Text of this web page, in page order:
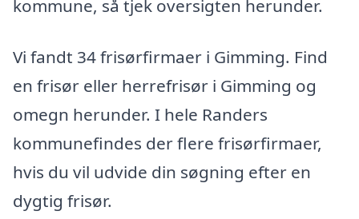
kommune, så tjek oversigten herunder.
Vi fandt 34 frisørfirmaer i Gimming. Find
en frisør eller herrefrisør i Gimming og
omegn herunder. I hele Randers
kommunefindes der flere frisørfirmaer,
hvis du vil udvide din søgning efter en
dygtig frisør.